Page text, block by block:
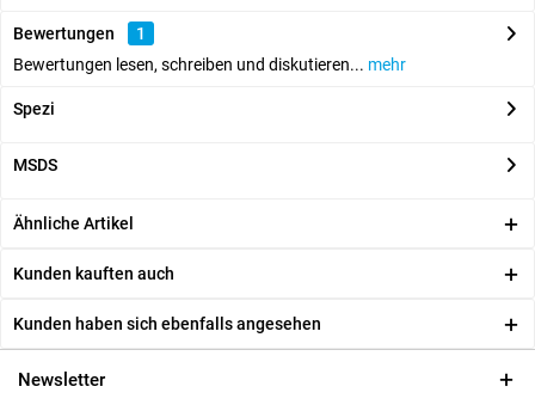
Bewertungen
1
Bewertungen lesen, schreiben und diskutieren... mehr
Spezi
MSDS
Ähnliche Artikel
Kunden kauften auch
Kunden haben sich ebenfalls angesehen
Newsletter